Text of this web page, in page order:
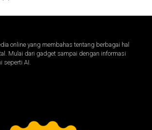
online yang membahas tentang berbagai hal
Mulai dari gadget sampai dengan informasi
seperti AI.